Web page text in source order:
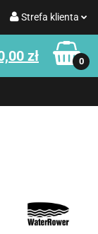
Strefa klienta
Zaloguj się
zł 0